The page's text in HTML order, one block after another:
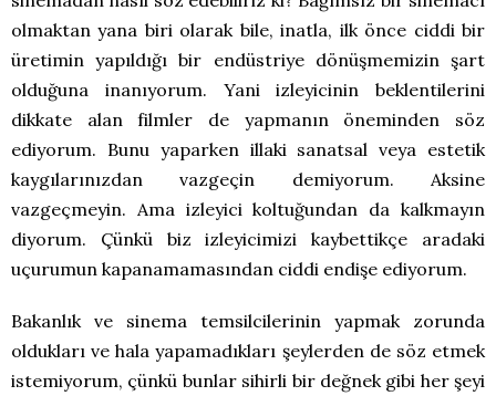
olmaktan yana biri olarak bile, inatla, ilk önce ciddi bir
üretimin yapıldığı bir endüstriye dönüşmemizin şart
olduğuna inanıyorum. Yani izleyicinin beklentilerini
dikkate alan filmler de yapmanın öneminden söz
ediyorum. Bunu yaparken illaki sanatsal veya estetik
kaygılarınızdan vazgeçin demiyorum. Aksine
vazgeçmeyin. Ama izleyici koltuğundan da kalkmayın
diyorum. Çünkü biz izleyicimizi kaybettikçe aradaki
uçurumun kapanamamasından ciddi endişe ediyorum.
Bakanlık ve sinema temsilcilerinin yapmak zorunda
oldukları ve hala yapamadıkları şeylerden de söz etmek
istemiyorum, çünkü bunlar sihirli bir değnek gibi her şeyi